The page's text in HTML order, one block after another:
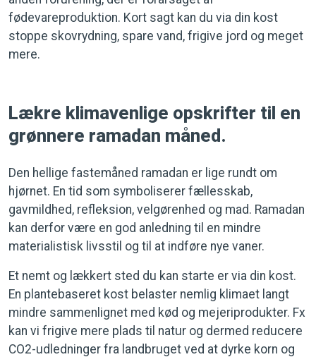
fødevareproduktion. Kort sagt kan du via din kost
stoppe skovrydning, spare vand, frigive jord og meget
mere.
Lækre klimavenlige opskrifter til en
grønnere ramadan måned.
Den hellige fastemåned ramadan er lige rundt om
hjørnet. En tid som symboliserer fællesskab,
gavmildhed, refleksion, velgørenhed og mad. Ramadan
kan derfor være en god anledning til en mindre
materialistisk livsstil og til at indføre nye vaner.
Et nemt og lækkert sted du kan starte er via din kost.
En plantebaseret kost belaster nemlig klimaet langt
mindre sammenlignet med kød og mejeriprodukter. Fx
kan vi frigive mere plads til natur og dermed reducere
CO2-udledninger fra landbruget ved at dyrke korn og